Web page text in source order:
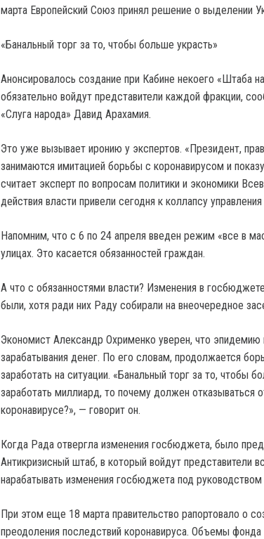
марта Европейский Союз принял решение о выделении
«Банальный торг за то, чтобы больше украсть»
Анонсировалось создание при Кабине некоего «Штаба
обязательно войдут представители каждой фракции,
«Слуга народа» Давид Арахамия.
Это уже вызывает иронию у экспертов. «Президент,
занимаются имитацией борьбы с коронавирусом и
считает эксперт по вопросам политики и экономики
действия власти привели сегодня к коллапсу
Напомним, что с 6 по 24 апреля введен режим «все в
улицах. Это касается обязанностей граждан.
А что с обязанностями власти? Изменения в
были, хотя ради них Раду собирали на внеочередное
Экономист Александр Охрименко уверен, что эпидемию
зарабатывания денег. По его словам, продолжается
заработать на ситуации. «Банальный торг за то, чтобы
заработать миллиард, то почему должен отказываться
коронавирусе?», — говорит он.
Когда Рада отвергла изменения госбюджета, было
Антикризисный штаб, в который войдут представители
нарабатывать изменения госбюджета под
При этом еще 18 марта правительство рапортовало о
преодоления последствий коронавируса. Объемы